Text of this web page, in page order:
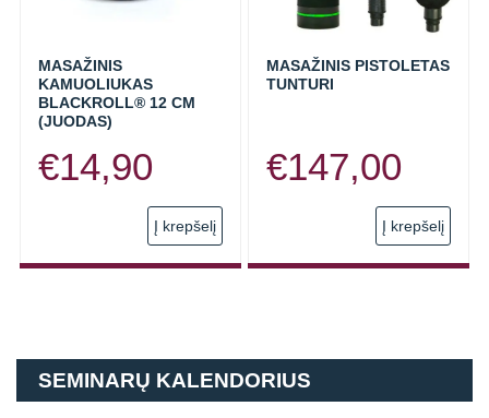
MASAŽINIS
KAMUOLIUKAS
BLACKROLL® 12 CM
(JUODAS)
€14,90
Į krepšelį
MASAŽINIS PISTOLETAS
TUNTURI
€147,00
Į krepšelį
SEMINARŲ KALENDORIUS